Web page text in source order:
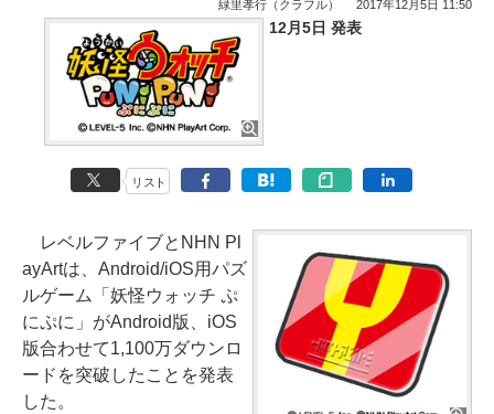
緑里孝行（クラフル） 2017年12月5日 11:50
12月5日 発表
リスト
レベルファイブとNHN Pl
ayArtは、Android/iOS用パズ
ルゲーム「妖怪ウォッチ ぷ
にぷに」がAndroid版、iOS
版合わせて1,100万ダウンロ
ードを突破したことを発表
した。